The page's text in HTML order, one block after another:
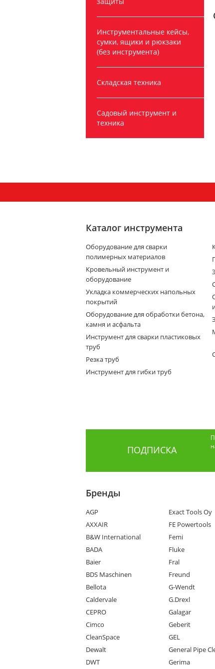
Инструментальные кейсы,
сумки, ящики и рюкзаки
(без инструмента)
Складская техника
Садовый инструмент и
техника
Каталог инструмента
Оборудование для сварки
полимерных материалов
Кровельный инструмент и
оборудование
Укладка коммерческих напольных
покрытий
Оборудование для обработки бетона,
камня и асфальта
Инструмент для сварки пластиковых
труб
Резка труб
Инструмент для гибки труб
ПОДПИСКА
Бренды
AGP
AXXAIR
B&W International
BADA
Baier
BDS Maschinen
Bellota
Caldervale
CEPRO
Cimco
CleanSpace
Dewalt
DWT
Exact Tools Oy
FE Powertools
Femi
Fluke
Fral
Freund
G-Wendt
G.Drexl
Galagar
Geberit
GEL
General Pipe
Gerima